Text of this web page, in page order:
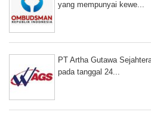
yang mempunyai kewe...
PT Artha Gutawa
pada tanggal 24...